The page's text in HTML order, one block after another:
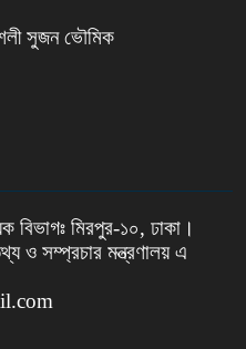
সুজন ভৌমিক
বিভাগঃ মিরপুর-১০, ঢাকা।
ও সম্প্রচার মন্ত্রণালয় এ